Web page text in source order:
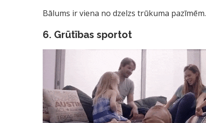
Bālums ir viena no dzelzs trūkuma pazīmēm.
6. Grūtības sportot